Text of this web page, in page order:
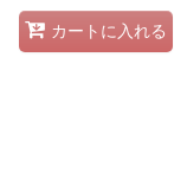
カートに入れる